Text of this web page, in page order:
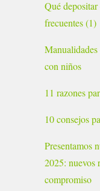
Qué
frecuentes (1)
con niños
11 razones
10 consejos
Presentamos
2025: nuevos
compromiso